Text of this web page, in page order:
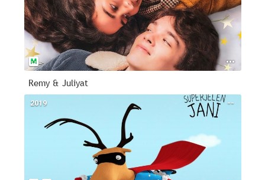
Remy & Juliyat
--
2019